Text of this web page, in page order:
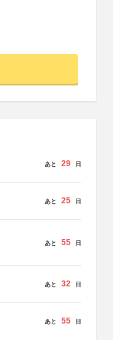
あと 29 日
あと 25 日
あと 55 日
あと 32 日
あと 55 日